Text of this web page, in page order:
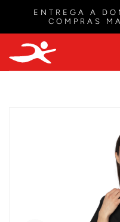
ENTREGA A
COMPRAS